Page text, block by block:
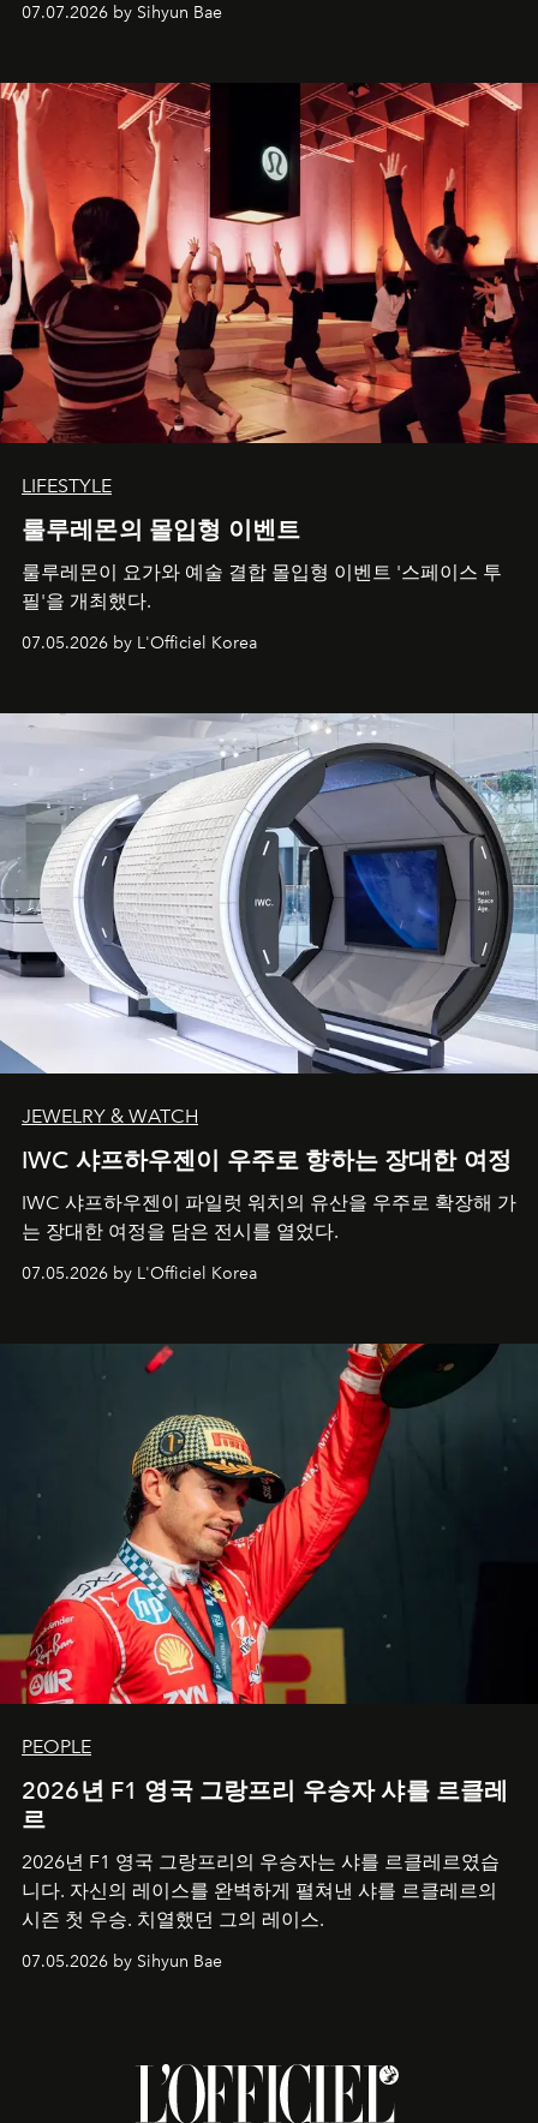
07.07.2026 by Sihyun Bae
LIFESTYLE
룰루레몬의 몰입형 이벤트
룰루레몬이 요가와 예술 결합 몰입형 이벤트 '스페이스 투
필'을 개최했다.
07.05.2026 by L'Officiel Korea
JEWELRY & WATCH
IWC 샤프하우젠이 우주로 향하는 장대한 여정
IWC 샤프하우젠이 파일럿 워치의 유산을 우주로 확장해 가
는 장대한 여정을 담은 전시를 열었다.
07.05.2026 by L'Officiel Korea
PEOPLE
2026년 F1 영국 그랑프리 우승자 샤를 르클레
르
2026년 F1 영국 그랑프리의 우승자는 샤를 르클레르였습
니다. 자신의 레이스를 완벽하게 펼쳐낸 샤를 르클레르의
시즌 첫 우승. 치열했던 그의 레이스.
07.05.2026 by Sihyun Bae